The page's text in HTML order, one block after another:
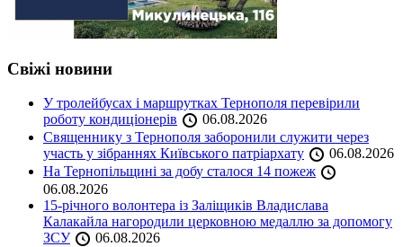
Свіжі новини
У тролейбусах і маршрутках Тернополя перевірили
роботу кондиціонерів
06.08.2026
Священнику з Тернополя заборонили служити через
участь у зібраннях Київського патріархату
06.08.2026
На Тернопільщині за добу сталося 14 пожеж
06.08.2026
15-річного волонтера із Заліщиків Владислава
Калакайла нагородили церковною медаллю за допомогу
ЗСУ
06.08.2026